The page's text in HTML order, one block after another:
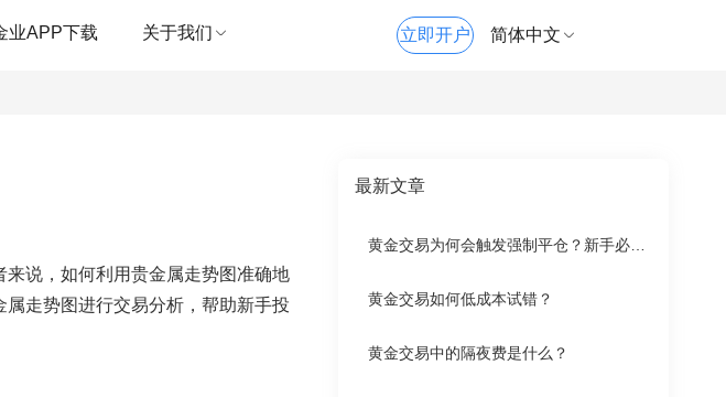
业APP下载 关于我们 立即开户 简体中文
说，如何利用贵金属走势图准确地
走势图进行交易分析，帮助新手投
最新文章
黄金交易如何低成本试错？
黄金交易中的隔夜费是什么？